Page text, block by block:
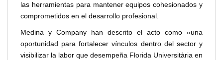
las herramientas para mantener equipos cohesionados y
comprometidos en el desarrollo profesional.
Medina y Company han descrito el acto como «una
oportunidad para fortalecer vínculos dentro del sector y
visibilizar la labor que desempeña Florida Universitària en